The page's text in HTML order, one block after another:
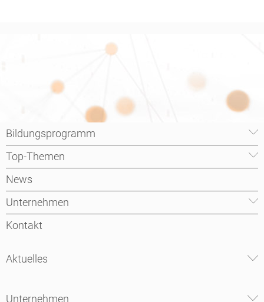
Bildungsprogramm
Top-Themen
News
Unternehmen
Kontakt
Aktuelles
Unternehmen